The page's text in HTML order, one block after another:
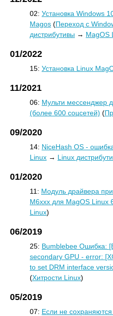
02: Установка Windows
Magos (Переход с
дистрибутивы → MagOS
01/2022
15: Установка Linux
11/2021
06: Мульти мессенджер
(более 600 соцсетей) (
09/2020
14: NiceHash OS -
Linux → Linux
01/2020
11: Модуль драйвера
M6xxx для MagOS Linux
Linux)
06/2019
25: Bumblebee Ошибка:
secondary GPU - error:
to set DRM interface
(Хитрости Linux)
05/2019
07: Если не